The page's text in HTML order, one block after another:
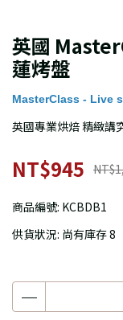
英國
蓮烤盤
MasterClass - Live
英國專業烘焙 精緻講
NT$945
商品編號: KCBDB1
供貨狀況: 尚有庫存 8